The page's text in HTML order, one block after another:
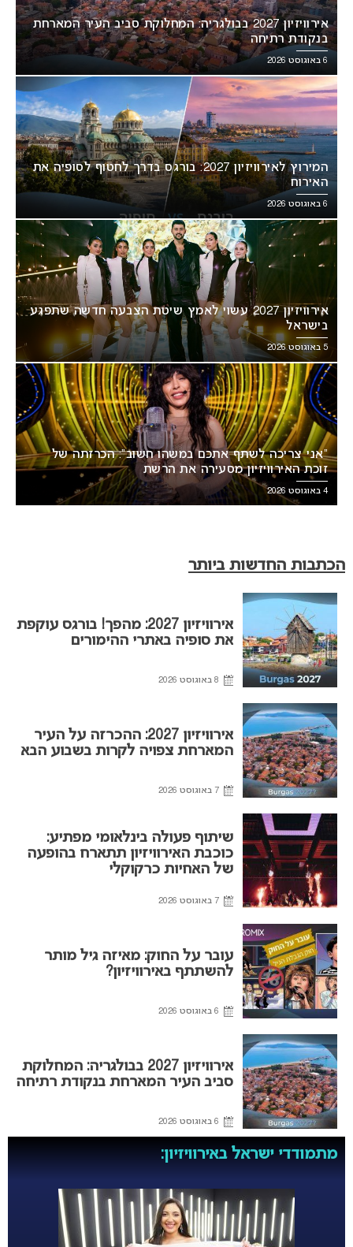
אירוויזיון 2027 בבולגריה: המחלוקת סביב העיר המארחת
בנקודת רתיחה
6 באוגוסט 2026
המירוץ לאירוויזיון 2027: בורגס בדרך לחטוף לסופיה את
האירוח
6 באוגוסט 2026
אירוויזיון 2027 עשוי לאמץ שיטת הצבעה חדשה שתפגע
בישראל
5 באוגוסט 2026
“אני צריכה לשתף אתכם במשהו חשוב”: הכרזתה של
זוכת האירוויזיון מסעירה את הרשת
4 באוגוסט 2026
הכתבות החדשות ביותר
אירוויזיון 2027: מהפך! בורגס עוקפת
את סופיה באתרי ההימורים
8 באוגוסט 2026
אירוויזיון 2027: ההכרזה על העיר
המארחת צפויה לקרות בשבוע הבא
7 באוגוסט 2026
שיתוף פעולה בינלאומי מפתיע:
כוכבת האירוויזיון תתארח בהופעה
של האחיות כרקוקלי
7 באוגוסט 2026
עובר על החוק: מאיזה גיל מותר
להשתתף באירוויזיון?
6 באוגוסט 2026
אירוויזיון 2027 בבולגריה: המחלוקת
סביב העיר המארחת בנקודת רתיחה
6 באוגוסט 2026
מתמודדי ישראל באירוויזיון: